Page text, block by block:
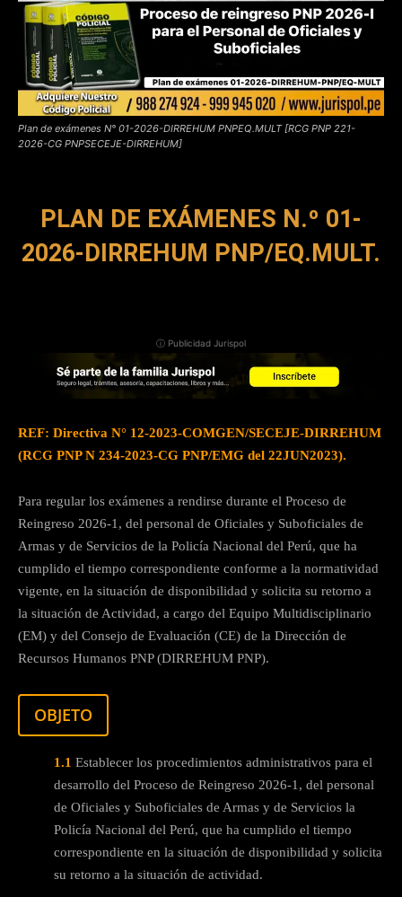
Plan de exámenes N° 01-2026-DIRREHUM PNPEQ.MULT [RCG PNP 221-
2026-CG PNPSECEJE-DIRREHUM]
PLAN DE EXÁMENES N.º 01-
2026-DIRREHUM PNP/EQ.MULT.
ⓘ Publicidad Jurispol
REF: Directiva N° 12-2023-COMGEN/SECEJE-DIRREHUM
(RCG PNP N 234-2023-CG PNP/EMG del 22JUN2023).
Para regular los exámenes a rendirse durante el Proceso de
Reingreso 2026-1, del personal de Oficiales y Suboficiales de
Armas y de Servicios de la Policía Nacional del Perú, que ha
cumplido el tiempo correspondiente conforme a la normatividad
vigente, en la situación de disponibilidad y solicita su retorno a
la situación de Actividad, a cargo del Equipo Multidisciplinario
(EM) y del Consejo de Evaluación (CE) de la Dirección de
Recursos Humanos PNP (DIRREHUM PNP).
OBJETO
1.1 Establecer los procedimientos administrativos para el
desarrollo del Proceso de Reingreso 2026-1, del personal
de Oficiales y Suboficiales de Armas y de Servicios la
Policía Nacional del Perú, que ha cumplido el tiempo
correspondiente en la situación de disponibilidad y solicita
su retorno a la situación de actividad.